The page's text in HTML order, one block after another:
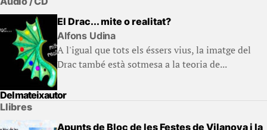
El Drac... mite o realitat?
Alfons Udina
A l'igual que tots els éssers vius, la imatge del
Drac també està sotmesa a la teoria de...
Del mateix autor
Llibres
Apunts de Bloc de les Festes de Vilanova i la